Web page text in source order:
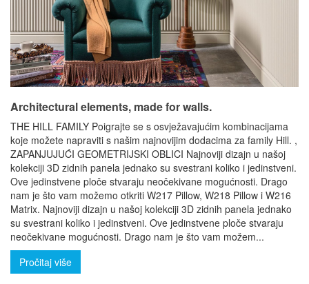
Architectural elements, made for walls.
THE HILL FAMILY Poigrajte se s osvježavajućim kombinacijama
koje možete napraviti s našim najnovijim dodacima za family Hill. ,
ZAPANJUJUĆI GEOMETRIJSKI OBLICI Najnoviji dizajn u našoj
kolekciji 3D zidnih panela jednako su svestrani koliko i jedinstveni.
Ove jedinstvene ploče stvaraju neočekivane mogućnosti. Drago
nam je što vam možemo otkriti W217 Pillow, W218 Pillow i W216
Matrix. Najnoviji dizajn u našoj kolekciji 3D zidnih panela jednako
su svestrani koliko i jedinstveni. Ove jedinstvene ploče stvaraju
neočekivane mogućnosti. Drago nam je što vam možem...
Pročitaj više